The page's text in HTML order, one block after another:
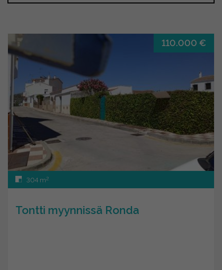
110.000 €
304 m2
Tontti myynnissä Ronda